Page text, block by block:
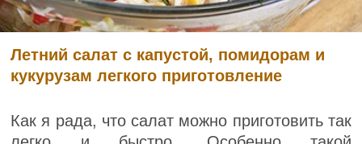
Летний салат с капустой, помидорам и
кукурузам легкого приготовление
Как я рада, что салат можно приготовить так